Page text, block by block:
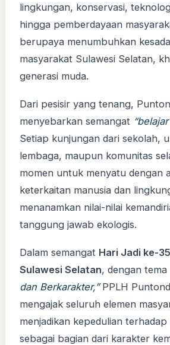
lingkungan, konservasi,
hingga pemberdayaan
berupaya menumbuhkan
masyarakat Sulawesi Selatan,
generasi muda.
Dari pesisir yang tenang,
menyebarkan semangat
Setiap kunjungan dari sekolah,
lembaga, maupun komunitas
momen untuk menyatu dengan
keterkaitan manusia dan
menanamkan nilai-nilai
tanggung jawab ekologis.
Dalam semangat Hari Jadi ke-
Sulawesi Selatan, dengan tema
dan Berkarakter,”PPLH
mengajak seluruh elemen
menjadikan kepedulian
sebagai bagian dari karakter